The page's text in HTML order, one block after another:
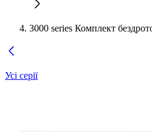
3000 series Комплект
Усі серії